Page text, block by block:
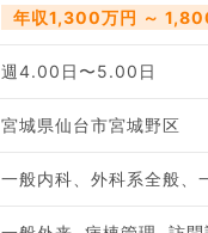
年収1,300万円 ～
週4.00日〜5.00日
宮城県仙台市宮城野区